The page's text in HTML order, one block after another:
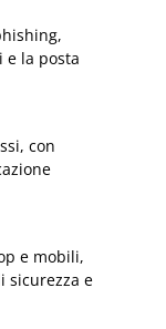
e la posta
con
e mobili,
sicurezza e